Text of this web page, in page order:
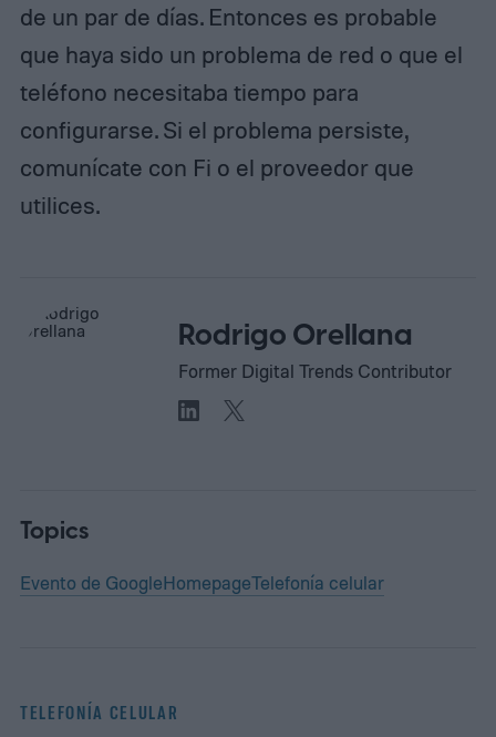
de un par de días. Entonces es probable
que haya sido un problema de red o que el
teléfono necesitaba tiempo para
configurarse. Si el problema persiste,
comunícate con Fi o el proveedor que
utilices.
Rodrigo Orellana
Former Digital Trends Contributor
Topics
Evento de GoogleHomepageTelefonía celular
TELEFONÍA CELULAR